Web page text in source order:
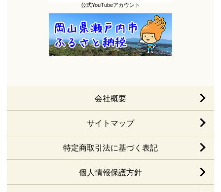
公式YouTubeアカウント
会社概要
サイトマップ
特定商取引法に基づく表記
個人情報保護方針